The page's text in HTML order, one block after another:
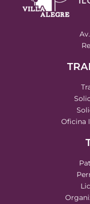
Oficina